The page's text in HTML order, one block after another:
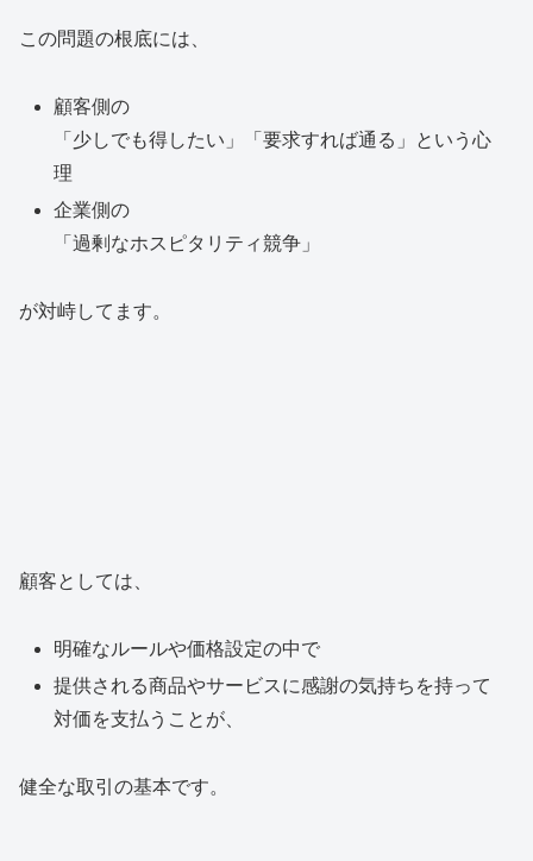
この問題の根底には、
顧客側の
「少しでも得したい」「要求すれば通る」という心
理
企業側の
「過剰なホスピタリティ競争」
が対峙してます。
顧客としては、
明確なルールや価格設定の中で
提供される商品やサービスに感謝の気持ちを持って
対価を支払うことが、
健全な取引の基本です。